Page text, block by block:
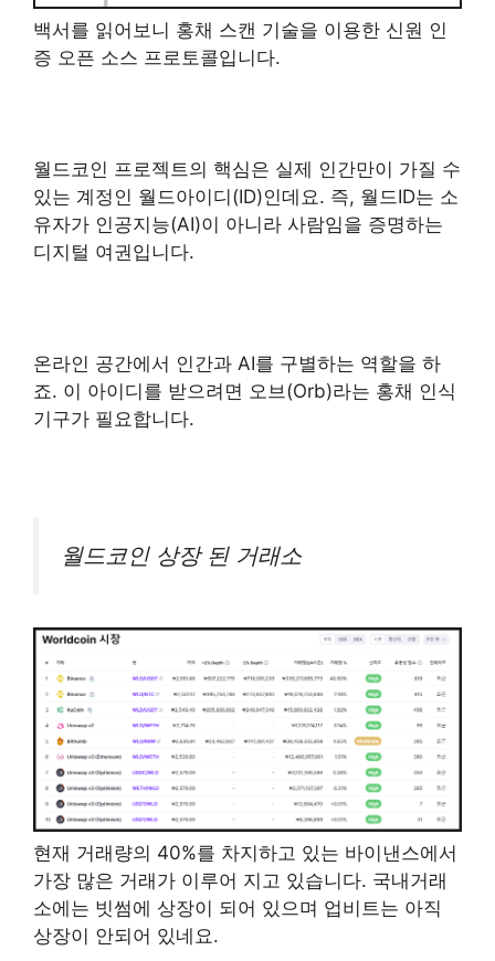
백서를 읽어보니 홍채 스캔 기술을 이용한 신원 인
증 오픈 소스 프로토콜입니다.
월드코인 프로젝트의 핵심은 실제 인간만이 가질 수
있는 계정인 월드아이디(ID)인데요. 즉, 월드ID는 소
유자가 인공지능(AI)이 아니라 사람임을 증명하는
디지털 여권입니다.
온라인 공간에서 인간과 AI를 구별하는 역할을 하
죠. 이 아이디를 받으려면 오브(Orb)라는 홍채 인식
기구가 필요합니다.
월드코인 상장 된 거래소
현재 거래량의 40%를 차지하고 있는 바이낸스에서
가장 많은 거래가 이루어 지고 있습니다. 국내거래
소에는 빗썸에 상장이 되어 있으며 업비트는 아직
상장이 안되어 있네요.